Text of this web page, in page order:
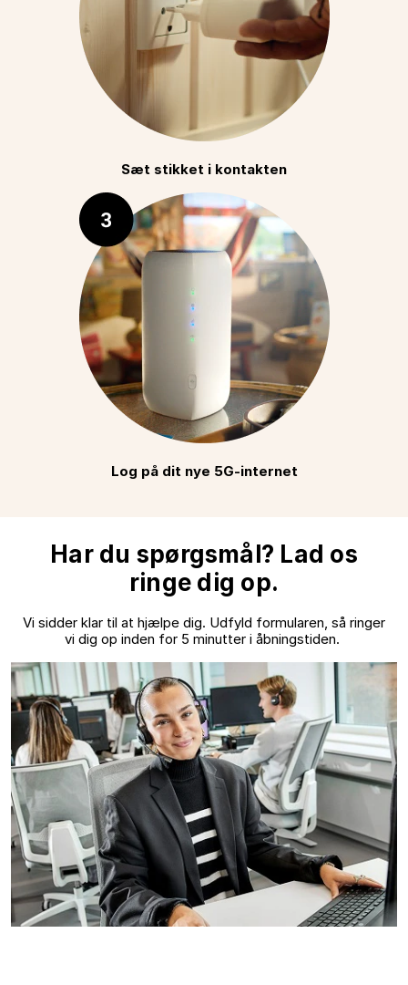
Sæt stikket i kontakten
Log på dit nye 5G-internet
Har du spørgsmål? Lad os
ringe dig op.
Vi sidder klar til at hjælpe dig. Udfyld formularen, så ringer
vi dig op inden for 5 minutter i åbningstiden.